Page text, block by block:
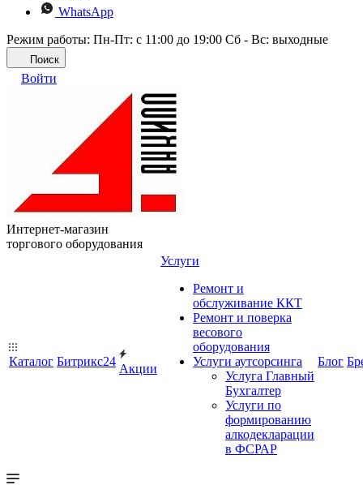
WhatsApp
Режим работы: Пн-Пт: с 11:00 до 19:00 Сб - Вс: выходные
Поиск
Войти
Интернет-магазин
торгового оборудования
Каталог Битрикс24
Акции
Услуги
Ремонт и
обслуживание ККТ
Ремонт и поверка
весового
оборудования
Услуги аутсорсинга
Услуга Главный
Бухгалтер
Услуги по
формированию
алкодекларации
в ФСРАР
Блог